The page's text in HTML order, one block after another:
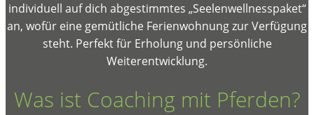
individuell auf dich abgestimmtes „Seelenwellnesspaket“
an, wofür eine gemütliche Ferienwohnung zur Verfügung
steht. Perfekt für Erholung und persönliche
Weiterentwicklung.
Was ist Coaching mit Pferden?